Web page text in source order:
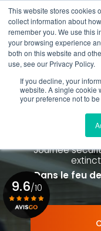
This website stores cookies
collect information about
remember you. We use this
your browsing experience
both on this website and
use, see our Privacy Policy.
If you decline, your
website. A single cookie
your preference not to
Aller
au
contenu
principal
01 84 20 18 48
Spécialiste
de la
à Paris
Journée
Dans le feu
9.6/10
Voir le certificat